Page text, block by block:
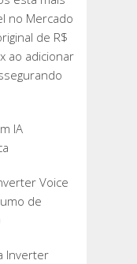
no Mercado
de R$
ao adicionar
IA
Voice
de
Inverter